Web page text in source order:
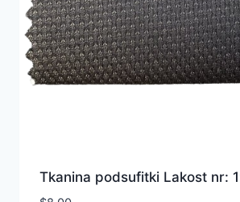
Tkanina podsufitki Lakost nr: